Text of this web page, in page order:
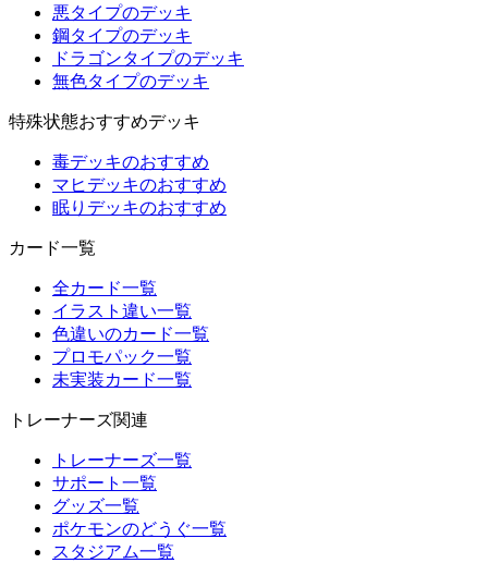
悪タイプのデッキ
鋼タイプのデッキ
ドラゴンタイプのデッキ
無色タイプのデッキ
特殊状態おすすめデッキ
毒デッキのおすすめ
マヒデッキのおすすめ
眠りデッキのおすすめ
カード一覧
全カード一覧
イラスト違い一覧
色違いのカード一覧
プロモパック一覧
未実装カード一覧
トレーナーズ関連
トレーナーズ一覧
サポート一覧
グッズ一覧
ポケモンのどうぐ一覧
スタジアム一覧